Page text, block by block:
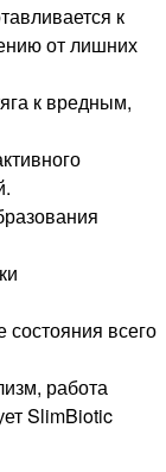
к
от лишних
к вредным,
состояния всего
работа